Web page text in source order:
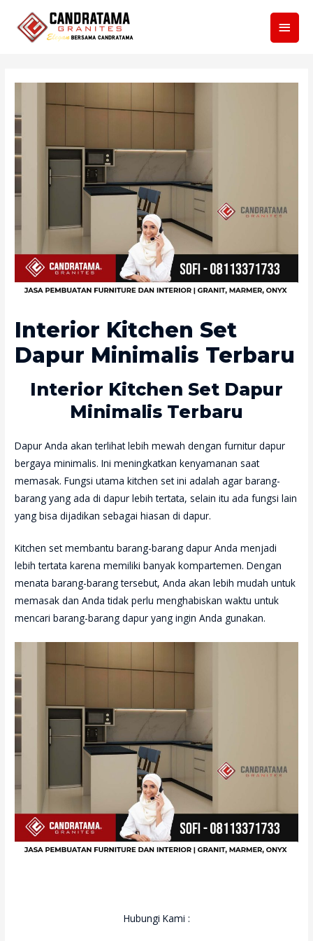
Interior Kitchen Set
Dapur Minimalis Terbaru
Interior Kitchen Set Dapur
Minimalis Terbaru
Dapur Anda akan terlihat lebih mewah dengan furnitur dapur
bergaya minimalis. Ini meningkatkan kenyamanan saat
memasak. Fungsi utama kitchen set ini adalah agar barang-
barang yang ada di dapur lebih tertata, selain itu ada fungsi lain
yang bisa dijadikan sebagai hiasan di dapur.
Kitchen set membantu barang-barang dapur Anda menjadi
lebih tertata karena memiliki banyak kompartemen. Dengan
menata barang-barang tersebut, Anda akan lebih mudah untuk
memasak dan Anda tidak perlu menghabiskan waktu untuk
mencari barang-barang dapur yang ingin Anda gunakan.
Hubungi Kami :